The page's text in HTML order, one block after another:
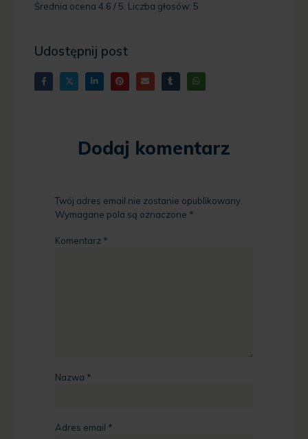
Średnia ocena 4.6 / 5. Liczba głosów: 5
Udostępnij post
Dodaj komentarz
Twój adres email nie zostanie opublikowany.
Wymagane pola są oznaczone *
Komentarz *
Nazwa *
Adres email *